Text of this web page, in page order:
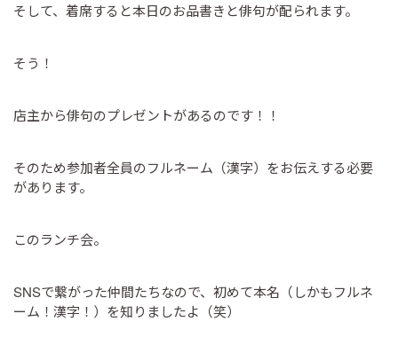
そして、着席すると本日のお品書きと俳句が配られます。
そう！
店主から俳句のプレゼントがあるのです！！
そのため参加者全員のフルネーム（漢字）をお伝えする必要
があります。
このランチ会。
SNSで繋がった仲間たちなので、初めて本名（しかもフルネ
ーム！漢字！）を知りましたよ（笑）